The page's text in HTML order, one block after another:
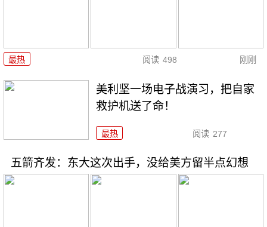
最热 阅读 498 刚刚
美利坚一场电子战演习，把自家
救护机送了命！
最热 阅读 277
五箭齐发：东大这次出手，没给美方留半点幻想